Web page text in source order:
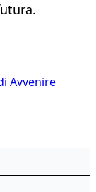
Avvenire